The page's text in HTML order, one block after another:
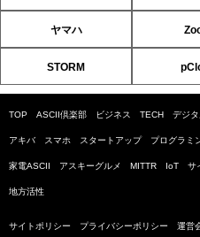
ヤマハ
STORM
TOP ASCII倶楽部 ビジネス TECH デジ
アキバ スマホ スタートアップ プログラミ
家電ASCII アスキーグルメ MITTR IoT サ
地方活性
サイトポリシー プライバシーポリシー 運営